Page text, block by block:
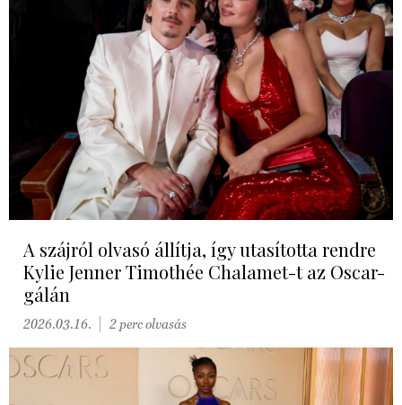
A szájról olvasó állítja, így utasította rendre
Kylie Jenner Timothée Chalamet-t az Oscar-
gálán
2026.03.16. 2 perc olvasás